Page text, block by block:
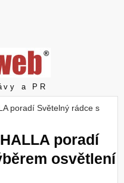
a PR
poradí Světelný rádce s
poradí
osvětlení